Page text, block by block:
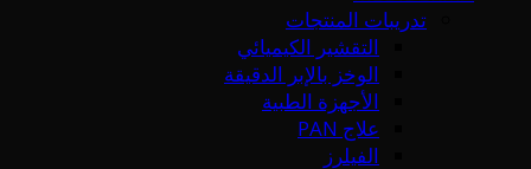
تدريبات المنتجات
التقشير الكيميائي
الوخز بالإبر الدقيقة
الأجهزة الطبية
علاج PAN
الفيلرز